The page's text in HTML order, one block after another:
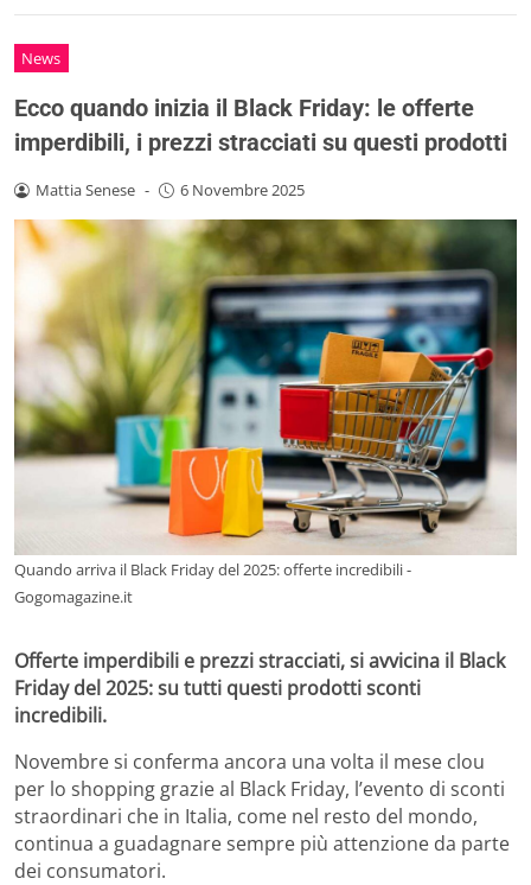
News
Ecco quando inizia il Black Friday: le offerte
imperdibili, i prezzi stracciati su questi prodotti
Mattia Senese - 6 Novembre 2025
Quando arriva il Black Friday del 2025: offerte incredibili -
Gogomagazine.it
Offerte imperdibili e prezzi stracciati, si avvicina il Black
Friday del 2025: su tutti questi prodotti sconti
incredibili.
Novembre si conferma ancora una volta il mese clou
per lo shopping grazie al Black Friday, l’evento di sconti
straordinari che in Italia, come nel resto del mondo,
continua a guadagnare sempre più attenzione da parte
dei consumatori.